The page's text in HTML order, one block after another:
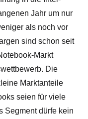
Jahr um nur
als noch vor
sind schon seit
Markt
Die
Marktanteile
seien für viele
Segment dürfe kein